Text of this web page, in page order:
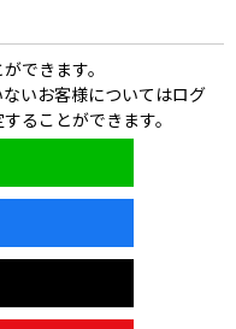
できます。
いお客様についてはログ
ることができます。